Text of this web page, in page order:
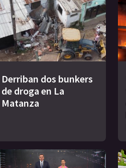
Derriban dos bunkers
de droga en La
Matanza